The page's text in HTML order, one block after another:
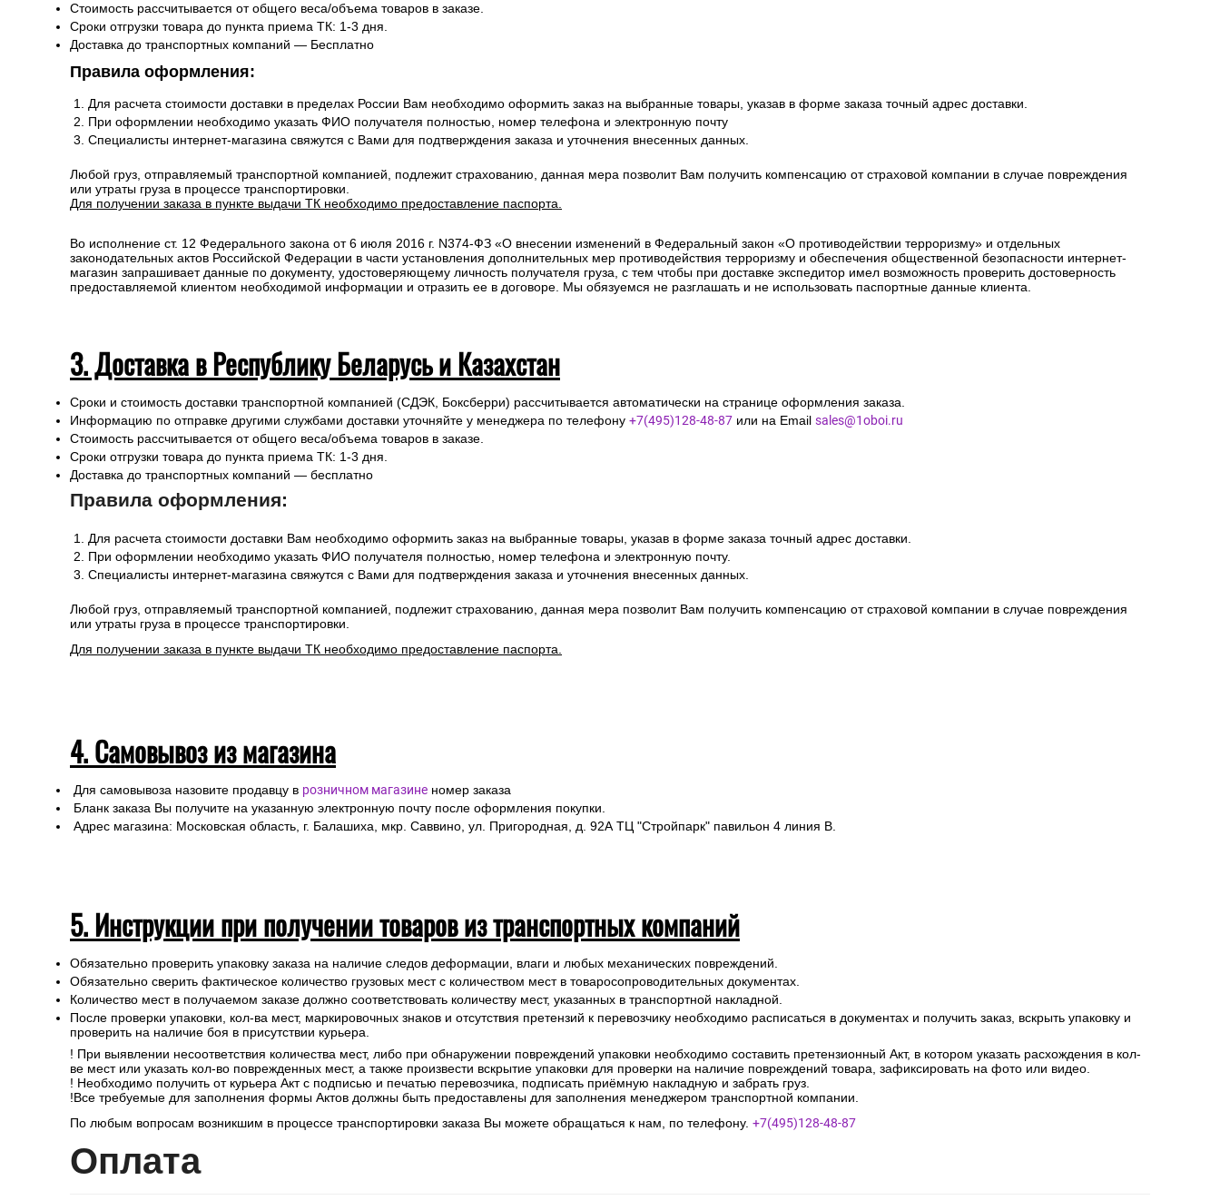
Стоимость рассчитывается от общего веса/объема товаров в заказе.
Сроки отгрузки товара до пункта приема ТК: 1-3 дня.
Доставка до транспортных компаний — Бесплатно
Правила оформления:
Для расчета стоимости доставки в пределах России Вам необходимо оформить заказ на выбранные товары, указав в форме заказа точный адрес доставки.
При оформлении необходимо указать ФИО получателя полностью, номер телефона и электронную почту
Специалисты интернет-магазина свяжутся с Вами для подтверждения заказа и уточнения внесенных данных.
Любой груз, отправляемый транспортной компанией, подлежит страхованию, данная мера позволит Вам получить компенсацию от страховой компании в случае повреждения
или утраты груза в процессе транспортировки.
Для получении заказа в пункте выдачи ТК необходимо предоставление паспорта.
Во исполнение ст. 12 Федерального закона от 6 июля 2016 г. N374-ФЗ «О внесении изменений в Федеральный закон «О противодействии терроризму» и отдельных
законодательных актов Российской Федерации в части установления дополнительных мер противодействия терроризму и обеспечения общественной безопасности интернет-
магазин запрашивает данные по документу, удостоверяющему личность получателя груза, с тем чтобы при доставке экспедитор имел возможность проверить достоверность
предоставляемой клиентом необходимой информации и отразить ее в договоре. Мы обязуемся не разглашать и не использовать паспортные данные клиента.
3. Доставка в Республику Беларусь и Казахстан
Сроки и стоимость доставки транспортной компанией (СДЭК, Боксберри) рассчитывается автоматически на странице оформления заказа.
Информацию по отправке другими службами доставки уточняйте у менеджера по телефону +7(495)128-48-87 или на Email sales@1oboi.ru
Стоимость рассчитывается от общего веса/объема товаров в заказе.
Сроки отгрузки товара до пункта приема ТК: 1-3 дня.
Доставка до транспортных компаний — бесплатно
Правила оформления:
Для расчета стоимости доставки Вам необходимо оформить заказ на выбранные товары, указав в форме заказа точный адрес доставки.
При оформлении необходимо указать ФИО получателя полностью, номер телефона и электронную почту.
Специалисты интернет-магазина свяжутся с Вами для подтверждения заказа и уточнения внесенных данных.
Любой груз, отправляемый транспортной компанией, подлежит страхованию, данная мера позволит Вам получить компенсацию от страховой компании в случае повреждения
или утраты груза в процессе транспортировки.
Для получении заказа в пункте выдачи ТК необходимо предоставление паспорта.
4. Самовывоз из магазина
Для самовывоза назовите продавцу в розничном магазине номер заказа
Бланк заказа Вы получите на указанную электронную почту после оформления покупки.
Адрес магазина: Московская область, г. Балашиха, мкр. Саввино, ул. Пригородная, д. 92А ТЦ "Стройпарк" павильон 4 линия В.
5. Инструкции при получении товаров из транспортных компаний
Обязательно проверить упаковку заказа на наличие следов деформации, влаги и любых механических повреждений.
Обязательно сверить фактическое количество грузовых мест с количеством мест в товаросопроводительных документах.
Количество мест в получаемом заказе должно соответствовать количеству мест, указанных в транспортной накладной.
После проверки упаковки, кол-ва мест, маркировочных знаков и отсутствия претензий к перевозчику необходимо расписаться в документах и получить заказ, вскрыть упаковку и
проверить на наличие боя в присутствии курьера.
! При выявлении несоответствия количества мест, либо при обнаружении повреждений упаковки необходимо составить претензионный Акт, в котором указать расхождения в кол-
ве мест или указать кол-во поврежденных мест, а также произвести вскрытие упаковки для проверки на наличие повреждений товара, зафиксировать на фото или видео.
! Необходимо получить от курьера Акт с подписью и печатью перевозчика, подписать приёмную накладную и забрать груз.
!Все требуемые для заполнения формы Актов должны быть предоставлены для заполнения менеджером транспортной компании.
По любым вопросам возникшим в процессе транспортировки заказа Вы можете обращаться к нам, по телефону. +7(495)128-48-87
Оплата